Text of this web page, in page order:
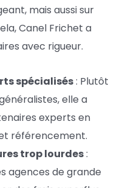
mais aussi sur
Canel Frichet a
avec rigueur.
spécialisés: Plutôt
elle a
experts en
référencement.
trop lourdes:
agences de grande